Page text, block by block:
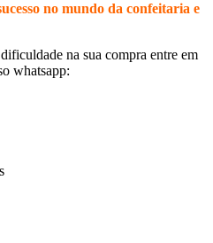
no mundo da confeitaria e
na sua compra entre em
whatsapp: